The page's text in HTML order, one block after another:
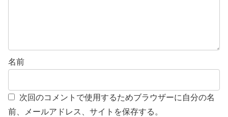
名前
次回のコメントで使用するためブラウザーに自分の名
前、メールアドレス、サイトを保存する。